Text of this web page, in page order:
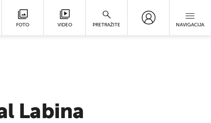
FOTO VIDEO PRETRAŽITE NAVIGACIJA
Labina